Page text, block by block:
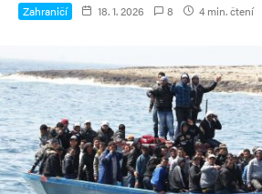
Zahraničí 18. 1. 2026 8 4 min. čtení